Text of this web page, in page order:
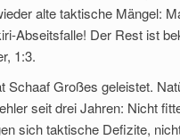
alte taktische Mängel:
Abseitsfalle! Der Rest ist
1:3.
Schaaf Großes geleistet.
seit drei Jahren: Nicht
sich taktische Defizite,